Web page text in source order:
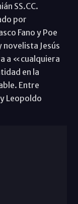
SS.CC.
por
Fano y Poe
Jesús
a «cualquiera
en la
Entre
Leopoldo